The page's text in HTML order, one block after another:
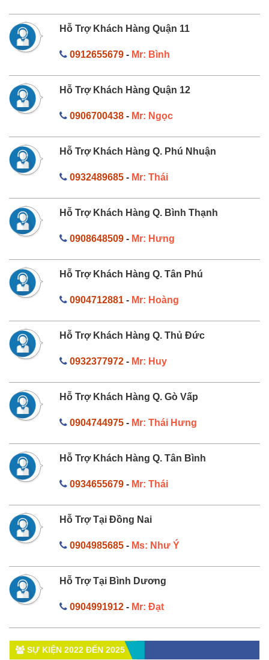
Hỗ Trợ Khách Hàng Quận 11
0912655679- Mr: Bình
Hỗ Trợ Khách Hàng Quận 12
0906700438- Mr: Ngọc
Hỗ Trợ Khách Hàng Q. Phú Nhuận
0932489685- Mr: Thái
Hỗ Trợ Khách Hàng Q. Bình Thạnh
0908648509- Mr: Hưng
Hỗ Trợ Khách Hàng Q. Tân Phú
0904712881- Mr: Hoàng
Hỗ Trợ Khách Hàng Q. Thủ Đức
0932377972- Mr: Huy
Hỗ Trợ Khách Hàng Q. Gò Vấp
0904744975- Mr: Thái Hưng
Hỗ Trợ Khách Hàng Q. Tân Bình
0934655679- Mr: Thái
Hỗ Trợ Tại Đồng Nai
0904985685- Ms: Như Ý
Hỗ Trợ Tại Bình Dương
0904991912- Mr: Đạt
SỰ KIỆN 2022 ĐẾN 2025